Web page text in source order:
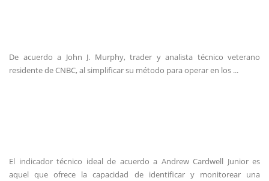
De acuerdo a John J. Murphy, trader y analista técnico veterano
residente de CNBC, al simplificar su método para operar en los ...
El indicador técnico ideal de acuerdo a Andrew Cardwell Junior es
aquel que ofrece la capacidad de identificar y monitorear una